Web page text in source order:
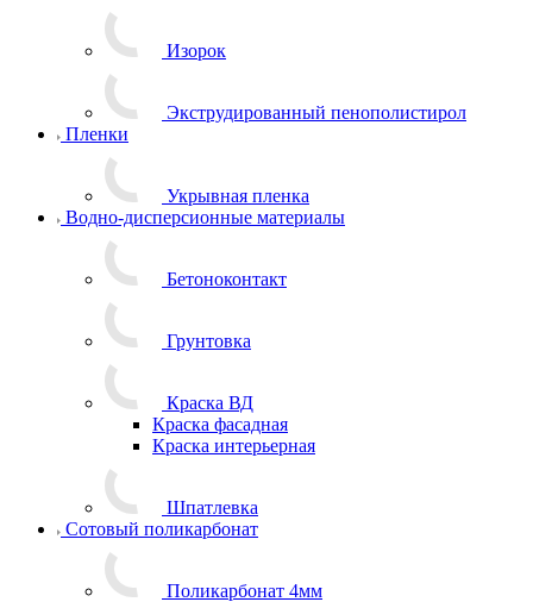
Изорок
Экструдированный пенополистирол
Пленки
Укрывная пленка
Водно-дисперсионные материалы
Бетоноконтакт
Грунтовка
Краска ВД
Краска фасадная
Краска интерьерная
Шпатлевка
Сотовый поликарбонат
Поликарбонат 4мм